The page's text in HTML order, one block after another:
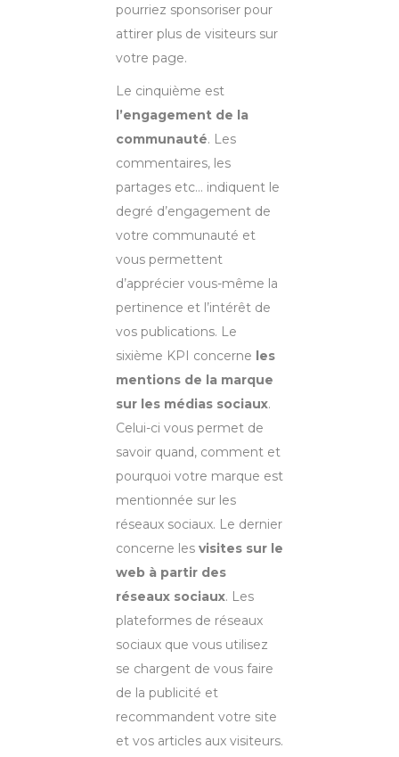
pourriez sponsoriser pour
attirer plus de visiteurs sur
votre page.
Le cinquième est
l’engagement de la
communauté. Les
commentaires, les
partages etc… indiquent le
degré d’engagement de
votre communauté et
vous permettent
d’apprécier vous-même la
pertinence et l’intérêt de
vos publications. Le
sixième KPI concerne les
mentions de la marque
sur les médias sociaux.
Celui-ci vous permet de
savoir quand, comment et
pourquoi votre marque est
mentionnée sur les
réseaux sociaux. Le dernier
concerne les visites sur le
web à partir des
réseaux sociaux. Les
plateformes de réseaux
sociaux que vous utilisez
se chargent de vous faire
de la publicité et
recommandent votre site
et vos articles aux visiteurs.